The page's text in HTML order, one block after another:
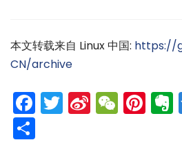
本文转载来自 Linux 中国: https://
CN/archive
Facebook
Twitter
Sina
Weibo